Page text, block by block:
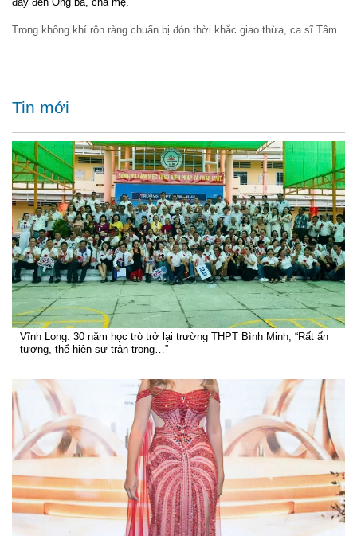
Trong không khí rộn ràng chuẩn bị đón thời khắc giao thừa, ca sĩ Tâm
Tin mới
Vĩnh Long: 30 năm học trò trở lại trường THPT Bình Minh, “Rất ấn
tượng, thể hiện sự trân trọng…”